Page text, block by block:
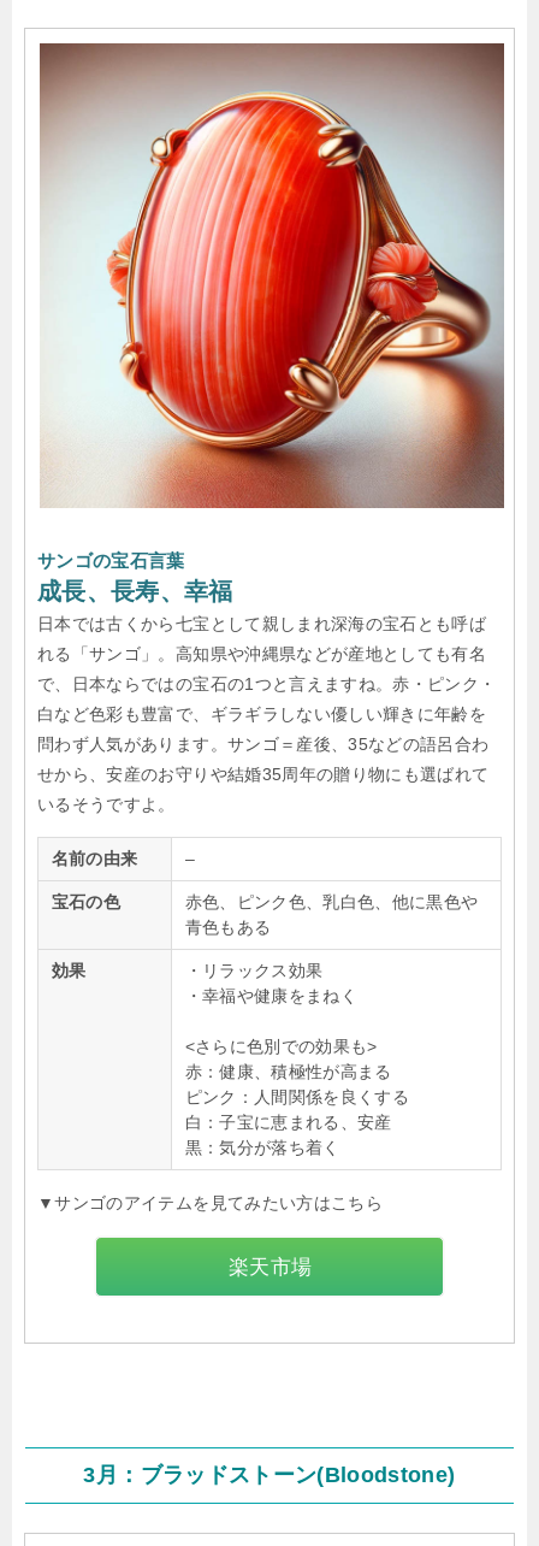
サンゴの宝石言葉
成長、長寿、幸福
日本では古くから七宝として親しまれ深海の宝石とも呼ば
れる「サンゴ」。高知県や沖縄県などが産地としても有名
で、日本ならではの宝石の1つと言えますね。赤・ピンク・
白など色彩も豊富で、ギラギラしない優しい輝きに年齢を
問わず人気があります。サンゴ＝産後、35などの語呂合わ
せから、安産のお守りや結婚35周年の贈り物にも選ばれて
いるそうですよ。
名前の由来 –
宝石の色
赤色、ピンク色、乳白色、他に黒色や
青色もある
効果
・リラックス効果
・幸福や健康をまねく
<さらに色別での効果も>
赤：健康、積極性が高まる
ピンク：人間関係を良くする
白：子宝に恵まれる、安産
黒：気分が落ち着く
▼サンゴのアイテムを見てみたい方はこちら
楽天市場
3月：ブラッドストーン(Bloodstone)